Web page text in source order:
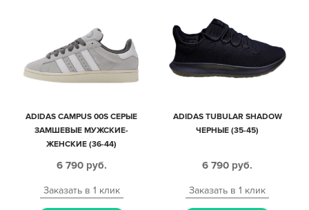
ADIDAS CAMPUS 00S СЕРЫЕ
ЗАМШЕВЫЕ МУЖСКИЕ-
ЖЕНСКИЕ (36-44)
6 790 руб.
Заказать в 1 клик
ADIDAS TUBULAR SHADOW
ЧЕРНЫЕ (35-45)
6 790 руб.
Заказать в 1 клик